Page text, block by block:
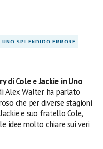
UNO SPLENDIDO ERRORE
di Cole e Jackie in Uno
Alex Walter ha parlato
che per diverse stagioni
e suo fratello Cole,
idee molto chiare sui veri